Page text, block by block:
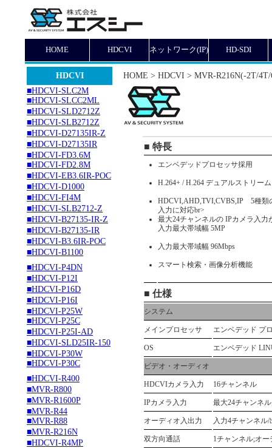
HOME HDCVI ネットワーク(IP) HD-SDI
HDCVI
■HDCVI-SLC2M
■HDCVI-SLCC2ML
■HDCVI-SLD2712Z
■HDCVI-SLB2712Z
■HDCVI-D27135IR-Z
■HDCVI-D27135IR
■HDCVI-FD3.6M
■HDCVI-FD2.8M
■HDCVI-EB3.6IR-POC
■HDCVI-D1000
■HDCVI-FI4M
■HDCVI-SLB2712-Z
■HDCVI-B27135-IR-Z
■HDCVI-B27135-IR
■HDCVI-B3.6IR-POC
■HDCVI-B1100
■HDCVI-P4DN
■HDCVI-P12I
■HDCVI-P16D
■HDCVI-P16I
■HDCVI-P25W
■HDCVI-P25C
■HDCVI-P25I-AD
■HDCVI-SLD25IR-150
■HDCVI-P30W
■HDCVI-P30C
■HDCVI-R400
■MVR-R800
■MVR-R1600P
■MVR-R44
■MVR-R88
■MVR-R216N
■HDCVI-R4MP
HOME > HDCVI > MVR-R216N(-2T/
■ 特長
エンベデッドプロセッサ採用
H.264+ / H.264 デュアルストリー
HDCVI,AHD,TVI,CVBS,IP 5種類
入力に対応br>
最大24チャンネルの IPカメラ入力
入力最大帯域幅 5MP
入力最大帯域幅 96Mbps
スマート検索・画像分析機能
■ 仕様
システム
メインプロセッサ エンベデッド プ
OS エンベデッド
ビデオ・オーディオ
HDCVIカメラ入力 16チャンネル
IPカメラ入力 最大24チャンネ
オーディオ入出力 入力4チャンネル
双方向通話 1チャンネル;オ